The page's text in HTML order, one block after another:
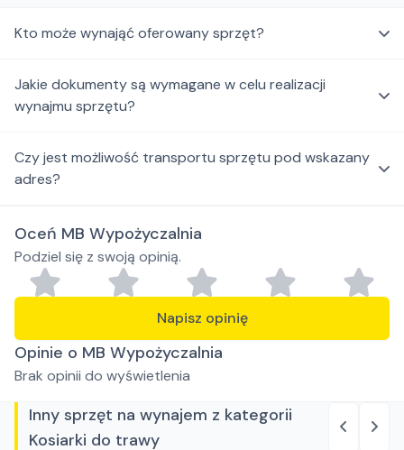
Kto może wynająć oferowany sprzęt?
Jakie dokumenty są wymagane w celu realizacji
wynajmu sprzętu?
Czy jest możliwość transportu sprzętu pod wskazany
adres?
Oceń MB Wypożyczalnia
Podziel się z swoją opinią.
Napisz opinię
Opinie o MB Wypożyczalnia
Brak opinii do wyświetlenia
Inny sprzęt na wynajem z kategorii
Kosiarki do trawy